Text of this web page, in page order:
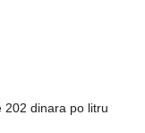
202 dinara po litru